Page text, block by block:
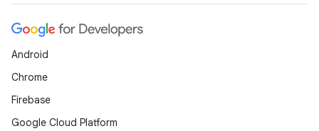
Android
Chrome
Firebase
Google Cloud Platform